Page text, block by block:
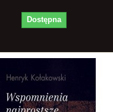
Dostępna